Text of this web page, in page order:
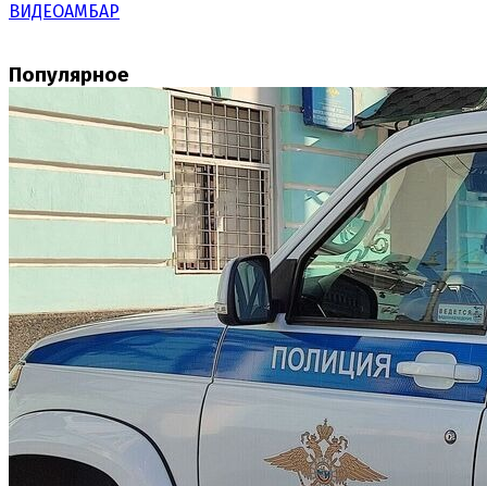
ВИДЕОАМБАР
Популярное